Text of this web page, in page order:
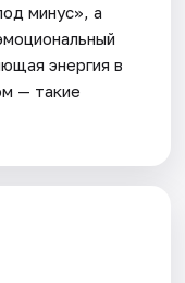
минус», а
энергия в
— такие